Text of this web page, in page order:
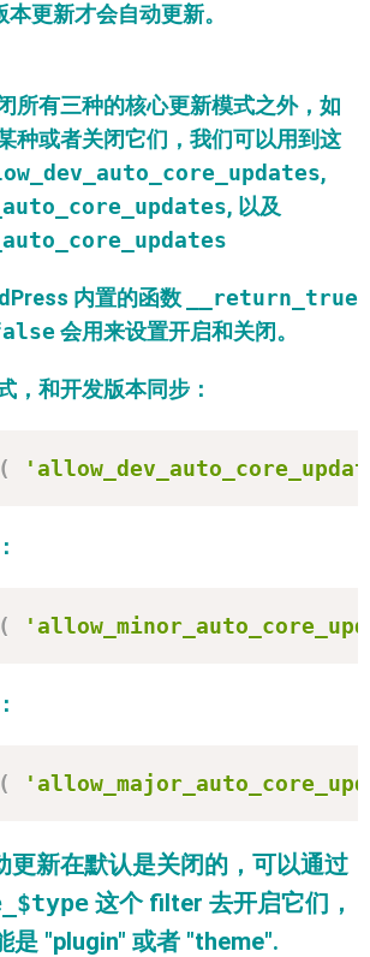
更新才会自动更新。
所有三种的核心更新模式之外，如
种或者关闭它们，我们可以用到这
,
, 以及
内置的函数
__return_true
会用来设置开启和关闭。
，和开发版本同步：
(
(
(
更新在默认是关闭的，可以通过
这个 filter 去开启它们，
是 "plugin" 或者 "theme".